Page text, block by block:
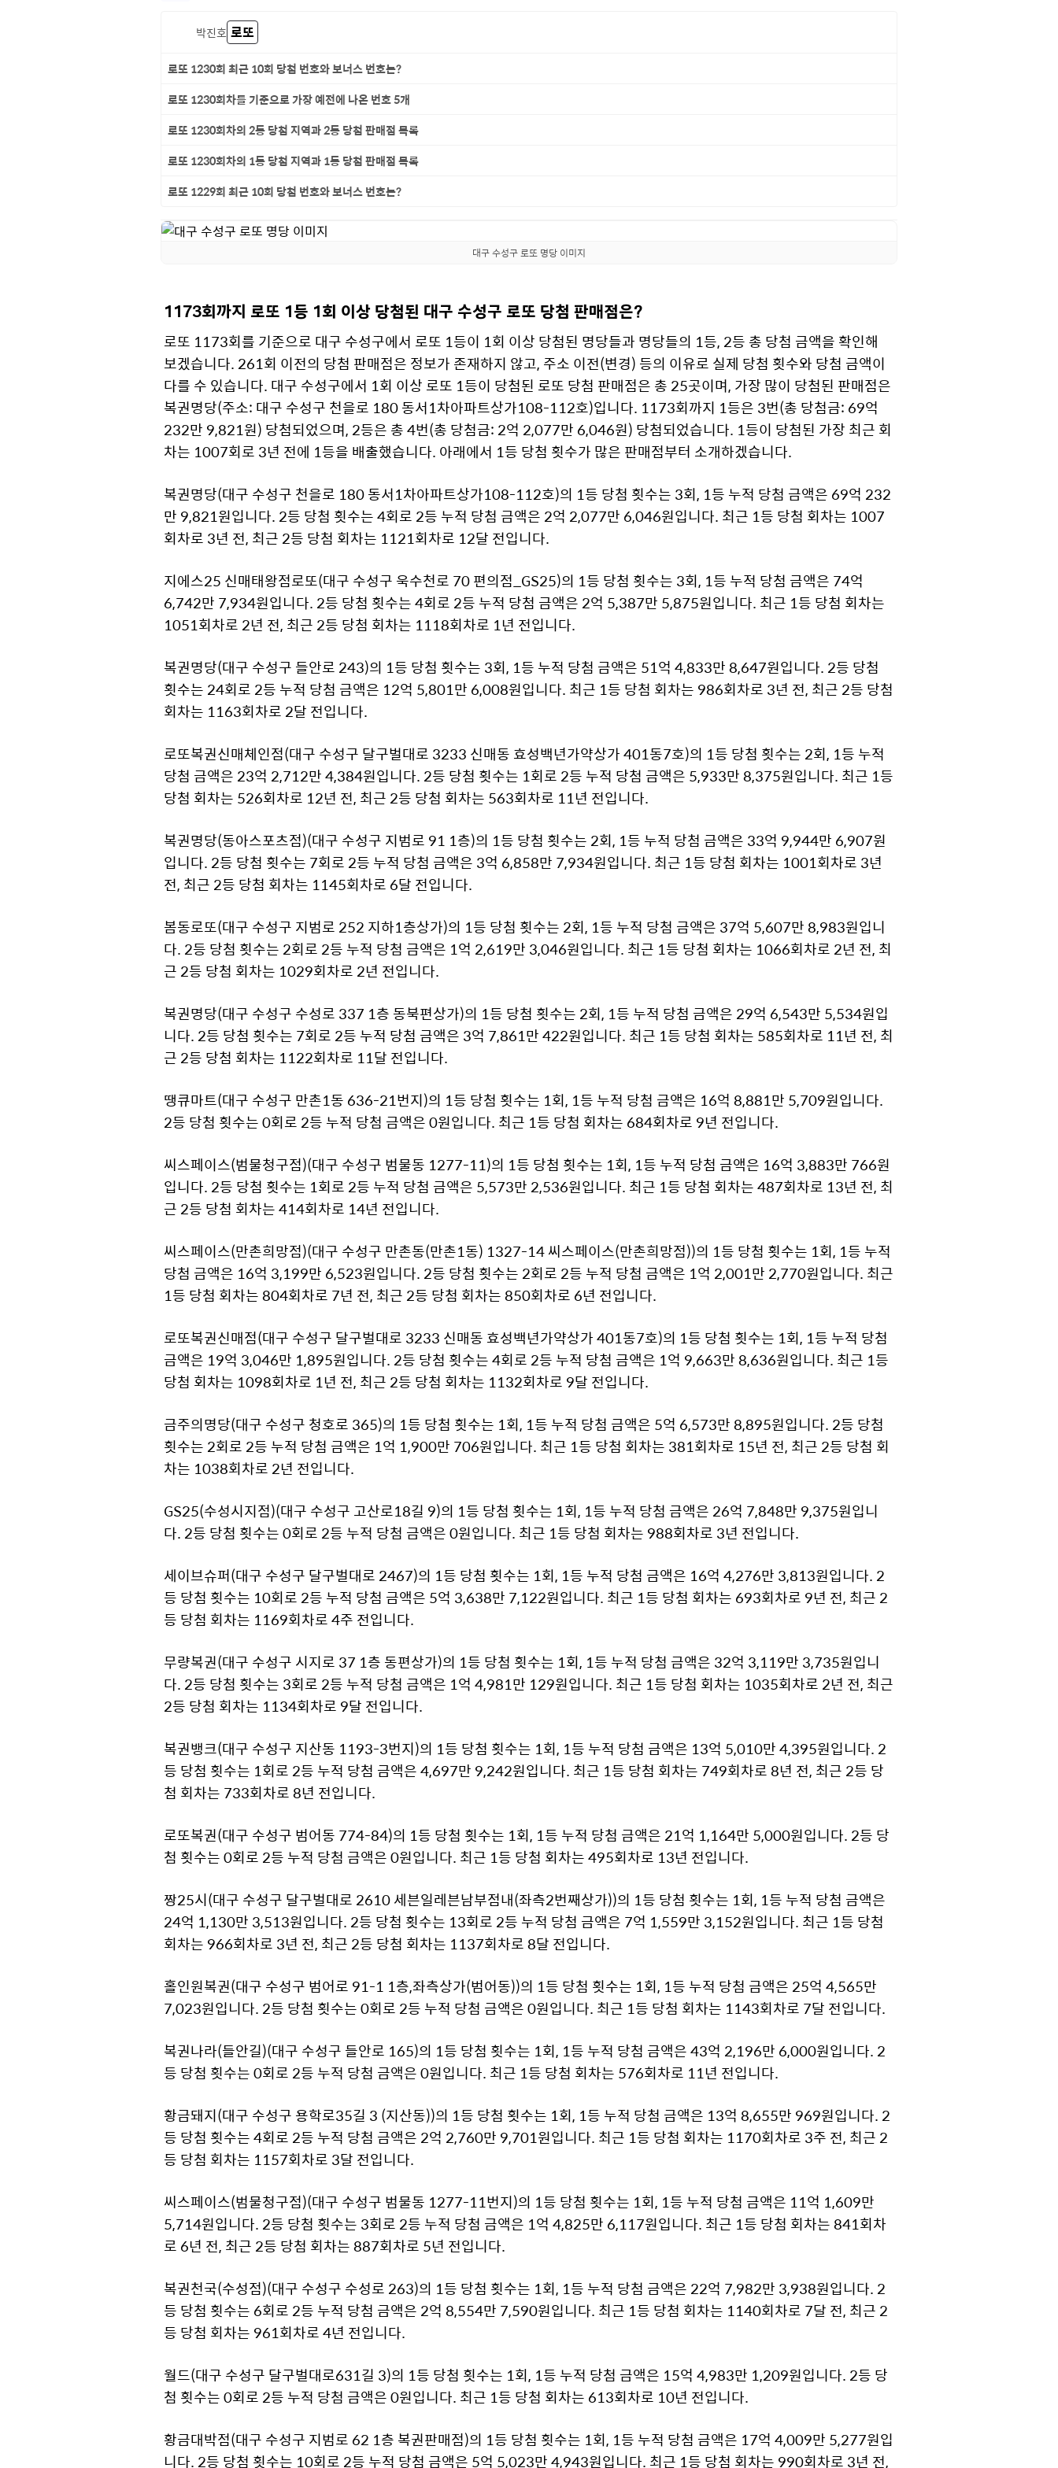
박진호 로또
로또 1230회 최근 10회 당첨 번호와 보너스 번호는?
로또 1230회차를 기준으로 가장 예전에 나온 번호 5개
로또 1230회차의 2등 당첨 지역과 2등 당첨 판매점 목록
로또 1230회차의 1등 당첨 지역과 1등 당첨 판매점 목록
로또 1229회 최근 10회 당첨 번호와 보너스 번호는?
대구 수성구 로또 명당 이미지
1173회까지 로또 1등 1회 이상 당첨된 대구 수성구 로또 당첨 판매점은?
로또 1173회를 기준으로 대구 수성구에서 로또 1등이 1회 이상 당첨된 명당들과 명당들의 1등, 2등 총 당첨 금액을 확인해
보겠습니다. 261회 이전의 당첨 판매점은 정보가 존재하지 않고, 주소 이전(변경) 등의 이유로 실제 당첨 횟수와 당첨 금액이
다를 수 있습니다. 대구 수성구에서 1회 이상 로또 1등이 당첨된 로또 당첨 판매점은 총 25곳이며, 가장 많이 당첨된 판매점은
복권명당(주소: 대구 수성구 천을로 180 동서1차아파트상가108-112호)입니다. 1173회까지 1등은 3번(총 당첨금: 69억
232만 9,821원) 당첨되었으며, 2등은 총 4번(총 당첨금: 2억 2,077만 6,046원) 당첨되었습니다. 1등이 당첨된 가장 최근 회
차는 1007회로 3년 전에 1등을 배출했습니다. 아래에서 1등 당첨 횟수가 많은 판매점부터 소개하겠습니다.
복권명당(대구 수성구 천을로 180 동서1차아파트상가108-112호)의 1등 당첨 횟수는 3회, 1등 누적 당첨 금액은 69억 232
만 9,821원입니다. 2등 당첨 횟수는 4회로 2등 누적 당첨 금액은 2억 2,077만 6,046원입니다. 최근 1등 당첨 회차는 1007
회차로 3년 전, 최근 2등 당첨 회차는 1121회차로 12달 전입니다.
지에스25 신매태왕점로또(대구 수성구 욱수천로 70 편의점_GS25)의 1등 당첨 횟수는 3회, 1등 누적 당첨 금액은 74억
6,742만 7,934원입니다. 2등 당첨 횟수는 4회로 2등 누적 당첨 금액은 2억 5,387만 5,875원입니다. 최근 1등 당첨 회차는
1051회차로 2년 전, 최근 2등 당첨 회차는 1118회차로 1년 전입니다.
복권명당(대구 수성구 들안로 243)의 1등 당첨 횟수는 3회, 1등 누적 당첨 금액은 51억 4,833만 8,647원입니다. 2등 당첨
횟수는 24회로 2등 누적 당첨 금액은 12억 5,801만 6,008원입니다. 최근 1등 당첨 회차는 986회차로 3년 전, 최근 2등 당첨
회차는 1163회차로 2달 전입니다.
로또복권신매체인점(대구 수성구 달구벌대로 3233 신매동 효성백년가약상가 401동7호)의 1등 당첨 횟수는 2회, 1등 누적
당첨 금액은 23억 2,712만 4,384원입니다. 2등 당첨 횟수는 1회로 2등 누적 당첨 금액은 5,933만 8,375원입니다. 최근 1등
당첨 회차는 526회차로 12년 전, 최근 2등 당첨 회차는 563회차로 11년 전입니다.
복권명당(동아스포츠점)(대구 수성구 지범로 91 1층)의 1등 당첨 횟수는 2회, 1등 누적 당첨 금액은 33억 9,944만 6,907원
입니다. 2등 당첨 횟수는 7회로 2등 누적 당첨 금액은 3억 6,858만 7,934원입니다. 최근 1등 당첨 회차는 1001회차로 3년
전, 최근 2등 당첨 회차는 1145회차로 6달 전입니다.
봄동로또(대구 수성구 지범로 252 지하1층상가)의 1등 당첨 횟수는 2회, 1등 누적 당첨 금액은 37억 5,607만 8,983원입니
다. 2등 당첨 횟수는 2회로 2등 누적 당첨 금액은 1억 2,619만 3,046원입니다. 최근 1등 당첨 회차는 1066회차로 2년 전, 최
근 2등 당첨 회차는 1029회차로 2년 전입니다.
복권명당(대구 수성구 수성로 337 1층 동북편상가)의 1등 당첨 횟수는 2회, 1등 누적 당첨 금액은 29억 6,543만 5,534원입
니다. 2등 당첨 횟수는 7회로 2등 누적 당첨 금액은 3억 7,861만 422원입니다. 최근 1등 당첨 회차는 585회차로 11년 전, 최
근 2등 당첨 회차는 1122회차로 11달 전입니다.
땡큐마트(대구 수성구 만촌1동 636-21번지)의 1등 당첨 횟수는 1회, 1등 누적 당첨 금액은 16억 8,881만 5,709원입니다.
2등 당첨 횟수는 0회로 2등 누적 당첨 금액은 0원입니다. 최근 1등 당첨 회차는 684회차로 9년 전입니다.
씨스페이스(범물청구점)(대구 수성구 범물동 1277-11)의 1등 당첨 횟수는 1회, 1등 누적 당첨 금액은 16억 3,883만 766원
입니다. 2등 당첨 횟수는 1회로 2등 누적 당첨 금액은 5,573만 2,536원입니다. 최근 1등 당첨 회차는 487회차로 13년 전, 최
근 2등 당첨 회차는 414회차로 14년 전입니다.
씨스페이스(만촌희망점)(대구 수성구 만촌동(만촌1동) 1327-14 씨스페이스(만촌희망점))의 1등 당첨 횟수는 1회, 1등 누적
당첨 금액은 16억 3,199만 6,523원입니다. 2등 당첨 횟수는 2회로 2등 누적 당첨 금액은 1억 2,001만 2,770원입니다. 최근
1등 당첨 회차는 804회차로 7년 전, 최근 2등 당첨 회차는 850회차로 6년 전입니다.
로또복권신매점(대구 수성구 달구벌대로 3233 신매동 효성백년가약상가 401동7호)의 1등 당첨 횟수는 1회, 1등 누적 당첨
금액은 19억 3,046만 1,895원입니다. 2등 당첨 횟수는 4회로 2등 누적 당첨 금액은 1억 9,663만 8,636원입니다. 최근 1등
당첨 회차는 1098회차로 1년 전, 최근 2등 당첨 회차는 1132회차로 9달 전입니다.
금주의명당(대구 수성구 청호로 365)의 1등 당첨 횟수는 1회, 1등 누적 당첨 금액은 5억 6,573만 8,895원입니다. 2등 당첨
횟수는 2회로 2등 누적 당첨 금액은 1억 1,900만 706원입니다. 최근 1등 당첨 회차는 381회차로 15년 전, 최근 2등 당첨 회
차는 1038회차로 2년 전입니다.
GS25(수성시지점)(대구 수성구 고산로18길 9)의 1등 당첨 횟수는 1회, 1등 누적 당첨 금액은 26억 7,848만 9,375원입니
다. 2등 당첨 횟수는 0회로 2등 누적 당첨 금액은 0원입니다. 최근 1등 당첨 회차는 988회차로 3년 전입니다.
세이브슈퍼(대구 수성구 달구벌대로 2467)의 1등 당첨 횟수는 1회, 1등 누적 당첨 금액은 16억 4,276만 3,813원입니다. 2
등 당첨 횟수는 10회로 2등 누적 당첨 금액은 5억 3,638만 7,122원입니다. 최근 1등 당첨 회차는 693회차로 9년 전, 최근 2
등 당첨 회차는 1169회차로 4주 전입니다.
무량복권(대구 수성구 시지로 37 1층 동편상가)의 1등 당첨 횟수는 1회, 1등 누적 당첨 금액은 32억 3,119만 3,735원입니
다. 2등 당첨 횟수는 3회로 2등 누적 당첨 금액은 1억 4,981만 129원입니다. 최근 1등 당첨 회차는 1035회차로 2년 전, 최근
2등 당첨 회차는 1134회차로 9달 전입니다.
복권뱅크(대구 수성구 지산동 1193-3번지)의 1등 당첨 횟수는 1회, 1등 누적 당첨 금액은 13억 5,010만 4,395원입니다. 2
등 당첨 횟수는 1회로 2등 누적 당첨 금액은 4,697만 9,242원입니다. 최근 1등 당첨 회차는 749회차로 8년 전, 최근 2등 당
첨 회차는 733회차로 8년 전입니다.
로또복권(대구 수성구 범어동 774-84)의 1등 당첨 횟수는 1회, 1등 누적 당첨 금액은 21억 1,164만 5,000원입니다. 2등 당
첨 횟수는 0회로 2등 누적 당첨 금액은 0원입니다. 최근 1등 당첨 회차는 495회차로 13년 전입니다.
짱25시(대구 수성구 달구벌대로 2610 세븐일레븐남부점내(좌측2번째상가))의 1등 당첨 횟수는 1회, 1등 누적 당첨 금액은
24억 1,130만 3,513원입니다. 2등 당첨 횟수는 13회로 2등 누적 당첨 금액은 7억 1,559만 3,152원입니다. 최근 1등 당첨
회차는 966회차로 3년 전, 최근 2등 당첨 회차는 1137회차로 8달 전입니다.
홀인원복권(대구 수성구 범어로 91-1 1층,좌측상가(범어동))의 1등 당첨 횟수는 1회, 1등 누적 당첨 금액은 25억 4,565만
7,023원입니다. 2등 당첨 횟수는 0회로 2등 누적 당첨 금액은 0원입니다. 최근 1등 당첨 회차는 1143회차로 7달 전입니다.
복권나라(들안길)(대구 수성구 들안로 165)의 1등 당첨 횟수는 1회, 1등 누적 당첨 금액은 43억 2,196만 6,000원입니다. 2
등 당첨 횟수는 0회로 2등 누적 당첨 금액은 0원입니다. 최근 1등 당첨 회차는 576회차로 11년 전입니다.
황금돼지(대구 수성구 용학로35길 3 (지산동))의 1등 당첨 횟수는 1회, 1등 누적 당첨 금액은 13억 8,655만 969원입니다. 2
등 당첨 횟수는 4회로 2등 누적 당첨 금액은 2억 2,760만 9,701원입니다. 최근 1등 당첨 회차는 1170회차로 3주 전, 최근 2
등 당첨 회차는 1157회차로 3달 전입니다.
씨스페이스(범물청구점)(대구 수성구 범물동 1277-11번지)의 1등 당첨 횟수는 1회, 1등 누적 당첨 금액은 11억 1,609만
5,714원입니다. 2등 당첨 횟수는 3회로 2등 누적 당첨 금액은 1억 4,825만 6,117원입니다. 최근 1등 당첨 회차는 841회차
로 6년 전, 최근 2등 당첨 회차는 887회차로 5년 전입니다.
복권천국(수성점)(대구 수성구 수성로 263)의 1등 당첨 횟수는 1회, 1등 누적 당첨 금액은 22억 7,982만 3,938원입니다. 2
등 당첨 횟수는 6회로 2등 누적 당첨 금액은 2억 8,554만 7,590원입니다. 최근 1등 당첨 회차는 1140회차로 7달 전, 최근 2
등 당첨 회차는 961회차로 4년 전입니다.
월드(대구 수성구 달구벌대로631길 3)의 1등 당첨 횟수는 1회, 1등 누적 당첨 금액은 15억 4,983만 1,209원입니다. 2등 당
첨 횟수는 0회로 2등 누적 당첨 금액은 0원입니다. 최근 1등 당첨 회차는 613회차로 10년 전입니다.
황금대박점(대구 수성구 지범로 62 1층 복권판매점)의 1등 당첨 횟수는 1회, 1등 누적 당첨 금액은 17억 4,009만 5,277원입
니다. 2등 당첨 횟수는 10회로 2등 누적 당첨 금액은 5억 5,023만 4,943원입니다. 최근 1등 당첨 회차는 990회차로 3년 전,